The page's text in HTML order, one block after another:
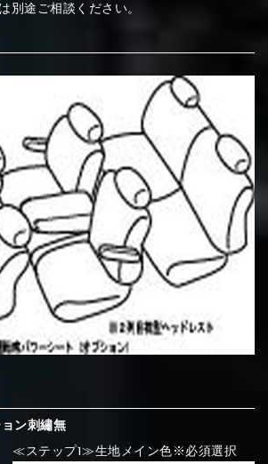
⑤Dark Brown ⑥Yellow
⑧Orange ⑨Pink
⑪Black ⑫Ivory
種類からご選択ください。
②Gray ③Red
⑤Dark Brown ⑥Yellow
れている場所を選択
からご選択ください。
②Gray ③Red
⑤Dark Brown ⑥Yellow
からご選択ください。
②Gray ③Light gray
れている場所を選択
からご選択ください。
②Gray ③Light gray
別途ご相談ください。
ン刺繡無
≪ステップ1≫生地メイン色※必須選択